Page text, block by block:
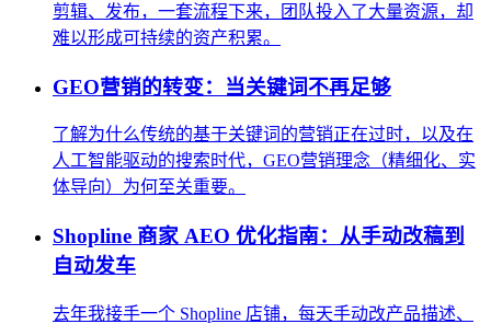
剪辑、发布，一套流程下来，团队投入了大量资源，却
难以形成可持续的资产积累。
GEO营销的转变：当关键词不再足够
了解为什么传统的基于关键词的营销正在过时，以及在
人工智能驱动的搜索时代，GEO营销理念（精细化、实
体导向）为何至关重要。
Shopline 商家 AEO 优化指南：从手动改稿到
自动发车
去年我接手一个 Shopline 店铺，每天手动改产品描述、